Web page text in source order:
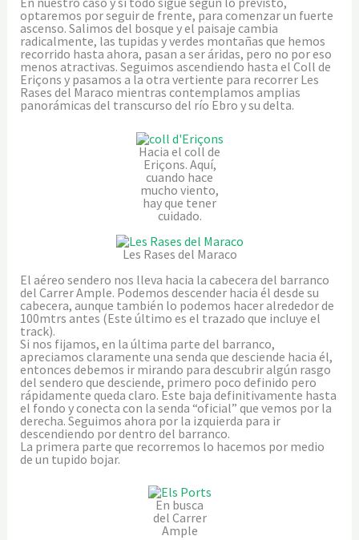
optaremos por seguir de frente, para comenzar un fuerte
ascenso. Salimos del bosque y el paisaje cambia
radicalmente, las tupidas y verdes montañas que hemos
recorrido hasta ahora, pasan a ser áridas, pero no por eso
menos atractivas. Seguimos ascendiendo hasta el Coll de
Eriçons y pasamos a la otra vertiente para recorrer Les
Rases del Maraco mientras contemplamos amplias
panorámicas del transcurso del río Ebro y su delta.
Hacia el coll de
Eriçons. Aquí,
cuando hace
mucho viento,
hay que tener
cuidado.
Les Rases del Maraco
El aéreo sendero nos lleva hacia la cabecera del barranco
del Carrer Ample. Podemos descender hacia él desde su
cabecera, aunque también lo podemos hacer alrededor de
100mtrs antes (Este último es el trazado que incluye el
track).
Si nos fijamos, en la última parte del barranco,
apreciamos claramente una senda que desciende hacia él,
entonces debemos ir mirando para descubrir algún rasgo
del sendero que desciende, primero poco definido pero
rápidamente queda claro. Este baja definitivamente hasta
el fondo y conecta con la senda “oficial” que vemos por la
derecha. Seguimos ahora por la izquierda para ir
descendiendo por dentro del barranco.
La primera parte que recorremos lo hacemos por medio
de un tupido bojar.
En busca
del Carrer
Ample